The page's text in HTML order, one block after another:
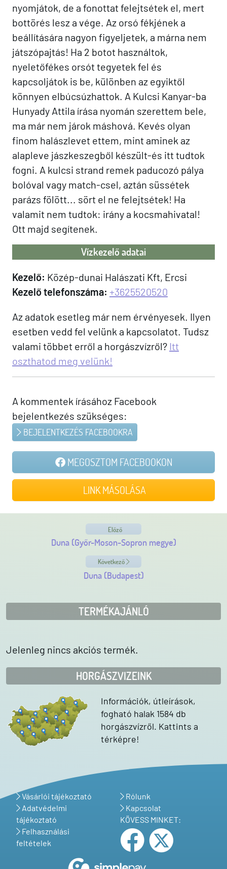
nyomjátok, de a fonottat felejtsétek el, mert
bottörés lesz a vége. Az orsó fékjének a
beállítására nagyon figyeljetek, a márna nem
játszópajtás! Ha 2 botot használtok,
nyeletőfékes orsót tegyetek fel és
kapcsoljátok is be, különben az egyiktől
könnyen elbúcsúzhattok. A Kulcsi Kanyar-ba
Hunyady Attila írása nyomán szerettem bele,
ma már nem járok máshová. Kevés olyan
finom halászlevet ettem, mint aminek az
alapleve jászkeszegből készült-és itt tudtok
fogni. A kulcsi strand remek paducozó pálya
bolóval vagy match-csel, aztán süssétek
parázs fölött... sört el ne felejtsétek! Ha
valamit nem tudtok: irány a kocsmahivatal!
Ott majd segítenek.
Vízkezelő adatai
Kezelő: Közép-dunai Halászati Kft, Ercsi
Kezelő telefonszáma: +3625520520
Az adatok esetleg már nem érvényesek. Ilyen
esetben vedd fel velünk a kapcsolatot. Tudsz
valami többet erről a horgászvízről? Itt
oszthatod meg velünk!
A kommentek írásához Facebook
bejelentkezés szükséges:
BEJELENTKEZÉS FACEBOOKRA
MEGOSZTOM FACEBOOKON
LINK MÁSOLÁSA
Előző
Duna (Győr-Moson-Sopron megye)
Következő
Duna (Budapest)
TERMÉKAJÁNLÓ
Jelenleg nincs akciós termék.
HORGÁSZVIZEINK
Információk, útleírások,
fogható halak 1584 db
horgászvízről. Kattints a
térképre!
Vásárlói tájékoztató
Adatvédelmi
tájékoztató
Felhasználási
feltételek
Rólunk
Kapcsolat
KÖVESS MINKET: